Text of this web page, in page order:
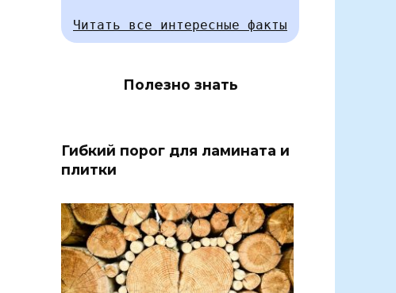
Читать все интересные факты
Полезно знать
Гибкий порог для ламината и
плитки